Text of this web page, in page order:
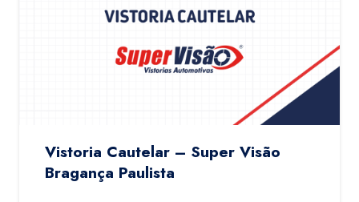
Vistoria Cautelar – Super Visão
Bragança Paulista